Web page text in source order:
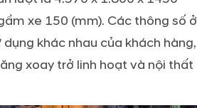
xe 150 (mm). Các thông số ở
khác nhau của khách hàng,
xoay trở linh hoạt và nội thất